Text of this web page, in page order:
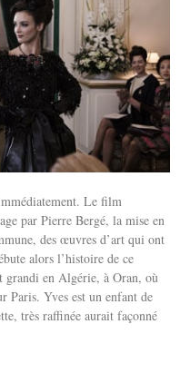
Le film
par Pierre Bergé, la mise en
des œuvres d’art qui ont
alors l’histoire de ce
grandi en Algérie, à Oran, où
Paris. Yves est un enfant de
très raffinée aurait façonné